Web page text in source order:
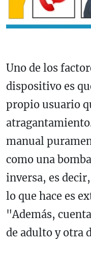
Uno de los
dispositivo es
propio usuario
manual
como una
inversa, es
lo que hace es
"Además,
de adulto y otra